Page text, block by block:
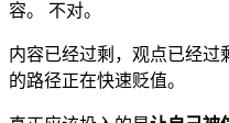
容。 不对。
内容已经过剩，观点已经过
的路径正在快速贬值。